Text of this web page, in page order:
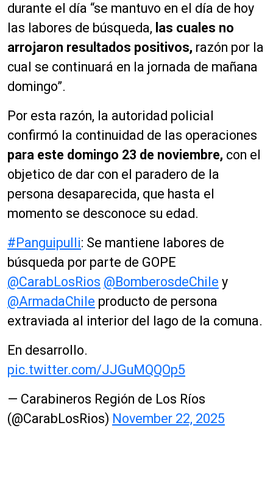
d
u
c
o
r
e
a
d
i
o
durante el día “se mantuvo en el día de hoy
las labores de búsqueda, las cuales no
arrojaron resultados positivos, razón por la
cual se continuará en la jornada de mañana
domingo”.
Por esta razón, la autoridad policial
confirmó la continuidad de las operaciones
para este domingo 23 de noviembre, con el
objetico de dar con el paradero de la
persona desaparecida, que hasta el
momento se desconoce su edad.
#Panguipulli: Se mantiene labores de
búsqueda por parte de GOPE
@CarabLosRios @BomberosdeChile y
@ArmadaChile producto de persona
extraviada al interior del lago de la comuna.
En desarrollo.
pic.twitter.com/JJGuMQQOp5
— Carabineros Región de Los Ríos
(@CarabLosRios) November 22, 2025